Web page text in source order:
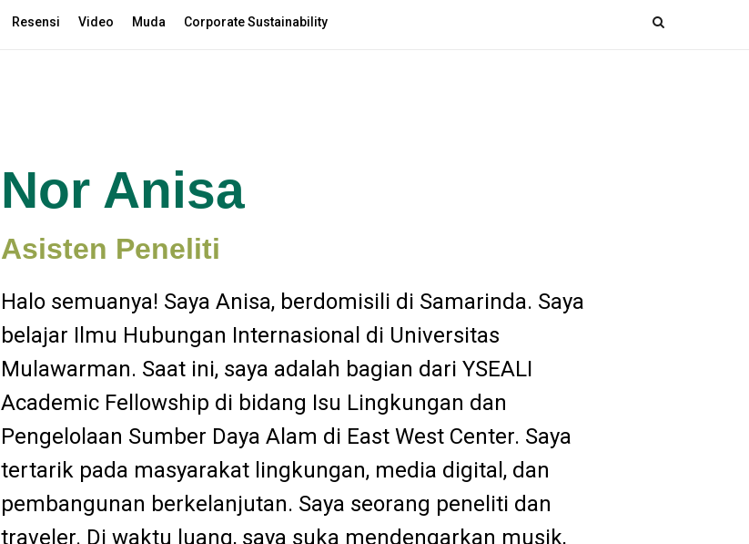
Resensi Video Muda Corporate Sustainability
Nor Anisa
Asisten Peneliti
Halo semuanya! Saya Anisa, berdomisili di Samarinda. Saya
belajar Ilmu Hubungan Internasional di Universitas
Mulawarman. Saat ini, saya adalah bagian dari YSEALI
Academic Fellowship di bidang Isu Lingkungan dan
Pengelolaan Sumber Daya Alam di East West Center. Saya
tertarik pada masyarakat lingkungan, media digital, dan
pembangunan berkelanjutan. Saya seorang peneliti dan
traveler. Di waktu luang, saya suka mendengarkan musik,